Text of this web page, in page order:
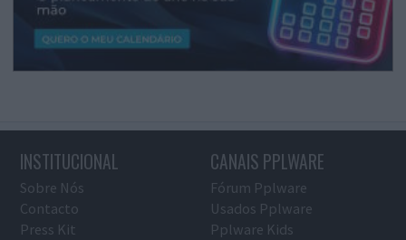
INSTITUCIONAL
Sobre Nós
Contacto
Press Kit
CANAIS PPLWARE
Fórum Pplware
Usados Pplware
Pplware Kids